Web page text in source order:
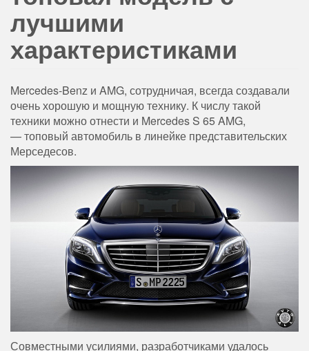
лучшими
характеристиками
Mercedes-Benz и AMG, сотрудничая, всегда создавали
очень хорошую и мощную технику. К числу такой
техники можно отнести и Mercedes S 65 AMG,
— топовый автомобиль в линейке представительских
Мерседесов.
Совместными усилиями, разработчиками удалось